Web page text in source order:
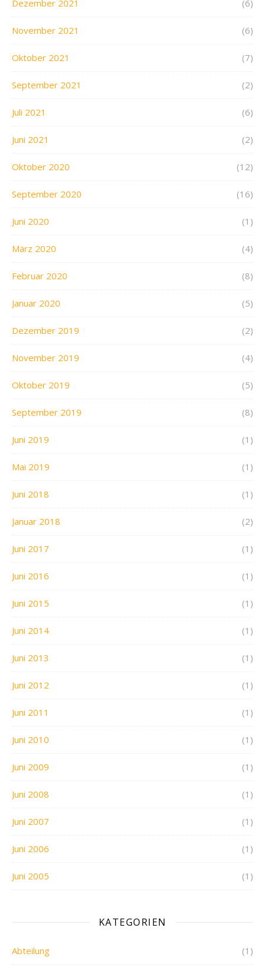
Dezember 2021 (6)
November 2021 (6)
Oktober 2021 (7)
September 2021 (2)
Juli 2021 (6)
Juni 2021 (2)
Oktober 2020 (12)
September 2020 (16)
Juni 2020 (1)
März 2020 (4)
Februar 2020 (8)
Januar 2020 (5)
Dezember 2019 (2)
November 2019 (4)
Oktober 2019 (5)
September 2019 (8)
Juni 2019 (1)
Mai 2019 (1)
Juni 2018 (1)
Januar 2018 (2)
Juni 2017 (1)
Juni 2016 (1)
Juni 2015 (1)
Juni 2014 (1)
Juni 2013 (1)
Juni 2012 (1)
Juni 2011 (1)
Juni 2010 (1)
Juni 2009 (1)
Juni 2008 (1)
Juni 2007 (1)
Juni 2006 (1)
Juni 2005 (1)
KATEGORIEN
Abteilung (1)